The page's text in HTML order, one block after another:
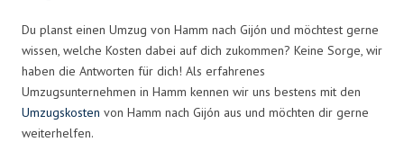
Du planst einen Umzug von Hamm nach Gijón und möchtest gerne
wissen, welche Kosten dabei auf dich zukommen? Keine Sorge, wir
haben die Antworten für dich! Als erfahrenes
Umzugsunternehmen in Hamm kennen wir uns bestens mit den
Umzugskosten von Hamm nach Gijón aus und möchten dir gerne
weiterhelfen.